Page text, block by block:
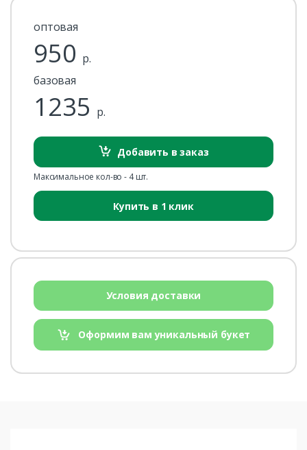
оптовая
950 р.
базовая
1235 р.
Добавить в заказ
Максимальное кол-во - 4 шт.
Купить в 1 клик
Условия доставки
Оформим вам уникальный букет